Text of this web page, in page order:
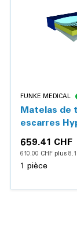
FUNKE MEDICAL
Matelas de
escarres
Greenline,
659.41 CHF
610.00 CHF plus
1 pièce